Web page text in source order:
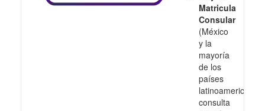
Matricula
Consular
(México
y la
mayoría
de los
países
latinoamericanos,
consulta